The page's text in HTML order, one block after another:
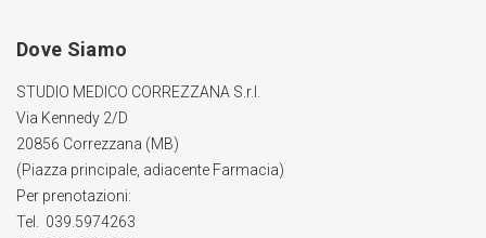
Dove Siamo
STUDIO MEDICO CORREZZANA S.r.l.
Via Kennedy 2/D
20856 Correzzana (MB)
(Piazza principale, adiacente Farmacia)
Per prenotazioni:
Tel. 039.5974263